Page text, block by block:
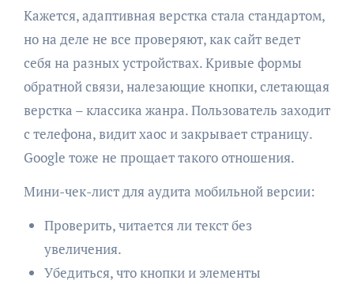
Кажется, адаптивная верстка стала стандартом,
но на деле не все проверяют, как сайт ведет
себя на разных устройствах. Кривые формы
обратной связи, налезающие кнопки, слетающая
верстка – классика жанра. Пользователь заходит
с телефона, видит хаос и закрывает страницу.
Google тоже не прощает такого отношения.
Мини-чек-лист для аудита мобильной версии:
Проверить, читается ли текст без
увеличения.
Убедиться, что кнопки и элементы